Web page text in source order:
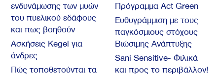
ενδυνάμωσης των μυών
του πυελικού εδάφους
και πως βοηθούν
Ασκήσεις Kegel για
άνδρες
Πώς τοποθετούνται τα
Πρόγραμμα Act Green
Ευθυγράμμιση με τους
παγκόσμιους στόχους
Βιώσιμης Ανάπτυξης
Sani Sensitive- Φιλικά
και προς το περιβάλλον!